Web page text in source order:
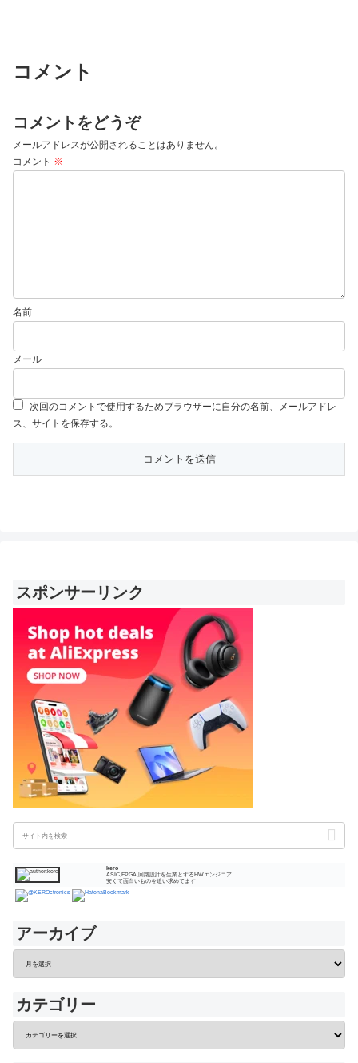
コメント
コメントをどうぞ
メールアドレスが公開されることはありません。
コメント ※
名前
メール
次回のコメントで使用するためブラウザーに自分の名前、メールアドレ
ス、サイトを保存する。
スポンサーリンク
kero
ASIC,FPGA,回路設計を生業とするHWエンジニア
安くて面白いものを追い求めてます
アーカイブ
カテゴリー